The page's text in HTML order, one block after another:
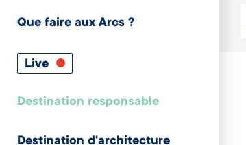
Que faire aux Arcs ?
Live
Destination responsable
Destination d'architecture